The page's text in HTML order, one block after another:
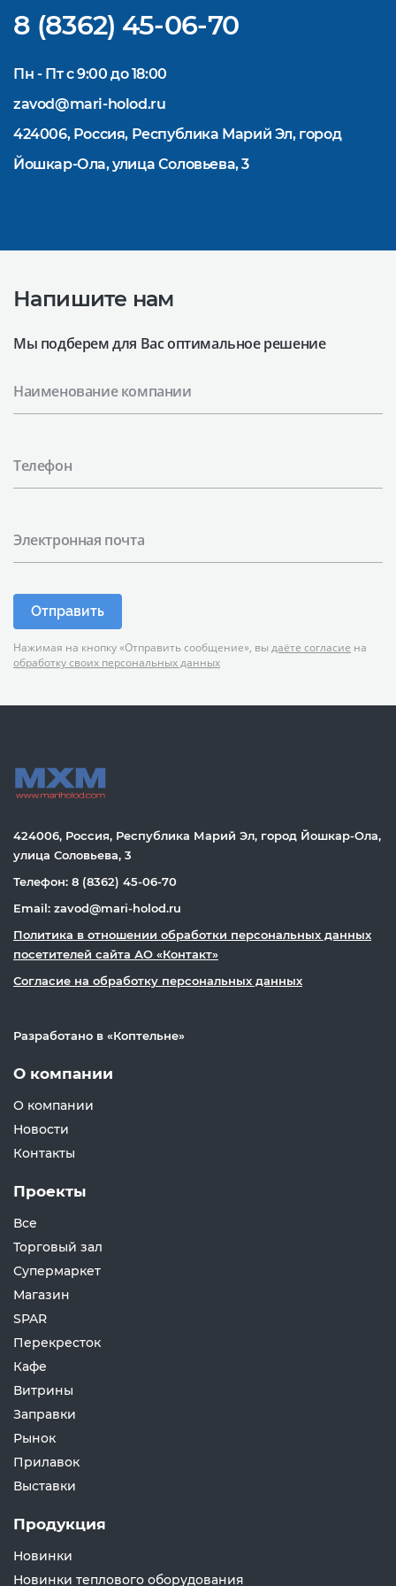
8 (8362) 45-06-70
Пн - Пт с 9:00 до 18:00
zavod@mari-holod.ru
424006, Россия, Республика Марий Эл, город
Йошкар-Ола, улица Соловьева, 3
Напишите нам
Мы подберем для Вас оптимальное решение
Наименование компании
Телефон
Электронная почта
Отправить
Нажимая на кнопку «Отправить сообщение», вы даёте согласие на
обработку своих персональных данных
424006, Россия, Республика Марий Эл, город Йошкар-Ола,
улица Соловьева, 3
Телефон: 8 (8362) 45-06-70
Email: zavod@mari-holod.ru
Политика в отношении обработки персональных данных
посетителей сайта АО «Контакт»
Согласие на обработку персональных данных
Разработано в «Коптельне»
О компании
О компании
Новости
Контакты
Проекты
Все
Торговый зал
Супермаркет
Магазин
SPAR
Перекресток
Кафе
Витрины
Заправки
Рынок
Прилавок
Выставки
Продукция
Новинки
Новинки теплового оборудования